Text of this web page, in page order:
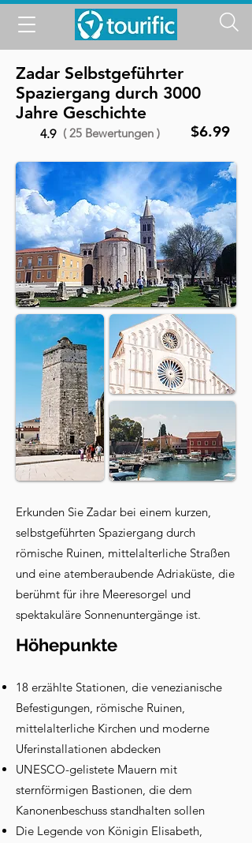
Zadar Selbstgeführter
Spaziergang durch 3000
Jahre Geschichte
4.9 ( 25 Bewertungen ) $6.99
Erkunden Sie Zadar bei einem kurzen,
selbstgeführten Spaziergang durch
römische Ruinen, mittelalterliche Straßen
und eine atemberaubende Adriaküste, die
berühmt für ihre Meeresorgel und
spektakuläre Sonnenuntergänge ist.
Höhepunkte
18 erzählte Stationen, die venezianische
Befestigungen, römische Ruinen,
mittelalterliche Kirchen und moderne
Uferinstallationen abdecken
UNESCO-gelistete Mauern mit
sternförmigen Bastionen, die dem
Kanonenbeschuss standhalten sollen
Die Legende von Königin Elisabeth,